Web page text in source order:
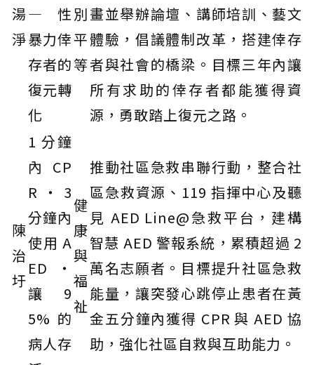
湯
淨
— 性
暴力倖
存者的
復元轉
化
別
平
等
畫並舉辦論壇、講師培訓、藝文
體驗，倡議體制改革，搭建倖存
者與社會的橋梁。目標三年內讓
所有求助的倖存者都能獲得資
源，勇敢踏上復元之路。
陳
治
圩
1 分鐘
內 CP
R・3
分鐘內
使用 A
ED・
讓 9
5% 的
病人存
健
康
與
福
祉
推動社區急救串聯行動，整合社
區急救資源、119 指揮中心及聽
見 AED Line@急救平台，建構
智慧 AED 警報系統，累積超過 2
萬名志願者。目標提升社區急救
能量，讓突發心跳停止患者在黃
金五分鐘內獲得 CPR 與 AED 協
助，強化社區自救與互助能力。